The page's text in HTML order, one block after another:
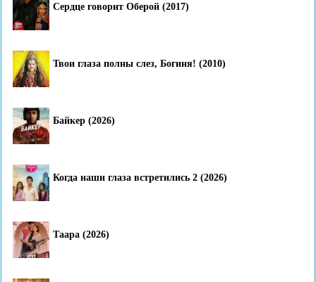
Сердце говорит Оберой (2017)
Твои глаза полны слез, Богиня! (2010)
Байкер (2026)
Когда наши глаза встретились 2 (2026)
Таара (2026)